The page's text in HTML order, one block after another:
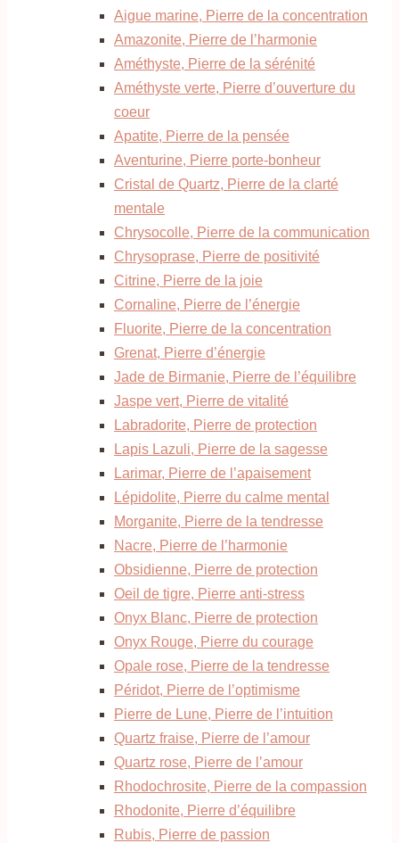
Aigue marine, Pierre de la concentration
Amazonite, Pierre de l’harmonie
Améthyste, Pierre de la sérénité
Améthyste verte, Pierre d’ouverture du
coeur
Apatite, Pierre de la pensée
Aventurine, Pierre porte-bonheur
Cristal de Quartz, Pierre de la clarté
mentale
Chrysocolle, Pierre de la communication
Chrysoprase, Pierre de positivité
Citrine, Pierre de la joie
Cornaline, Pierre de l’énergie
Fluorite, Pierre de la concentration
Grenat, Pierre d’énergie
Jade de Birmanie, Pierre de l’équilibre
Jaspe vert, Pierre de vitalité
Labradorite, Pierre de protection
Lapis Lazuli, Pierre de la sagesse
Larimar, Pierre de l’apaisement
Lépidolite, Pierre du calme mental
Morganite, Pierre de la tendresse
Nacre, Pierre de l’harmonie
Obsidienne, Pierre de protection
Oeil de tigre, Pierre anti-stress
Onyx Blanc, Pierre de protection
Onyx Rouge, Pierre du courage
Opale rose, Pierre de la tendresse
Péridot, Pierre de l’optimisme
Pierre de Lune, Pierre de l’intuition
Quartz fraise, Pierre de l’amour
Quartz rose, Pierre de l’amour
Rhodochrosite, Pierre de la compassion
Rhodonite, Pierre d’équilibre
Rubis, Pierre de passion